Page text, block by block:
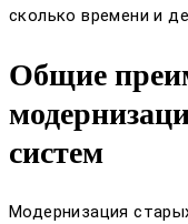
сколько времени и
Общие
систем
Модернизация